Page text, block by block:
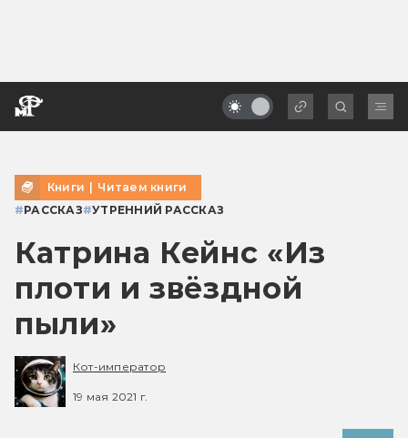
Книги | Читаем книги
#РАССКАЗ#УТРЕННИЙ РАССКАЗ
Катрина Кейнс «Из
плоти и звёздной
пыли»
Кот-император
19 мая 2021 г.